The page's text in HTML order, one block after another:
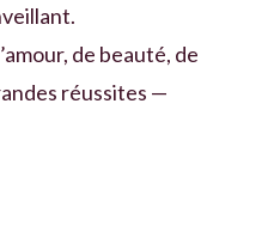
de beauté, de
réussites —